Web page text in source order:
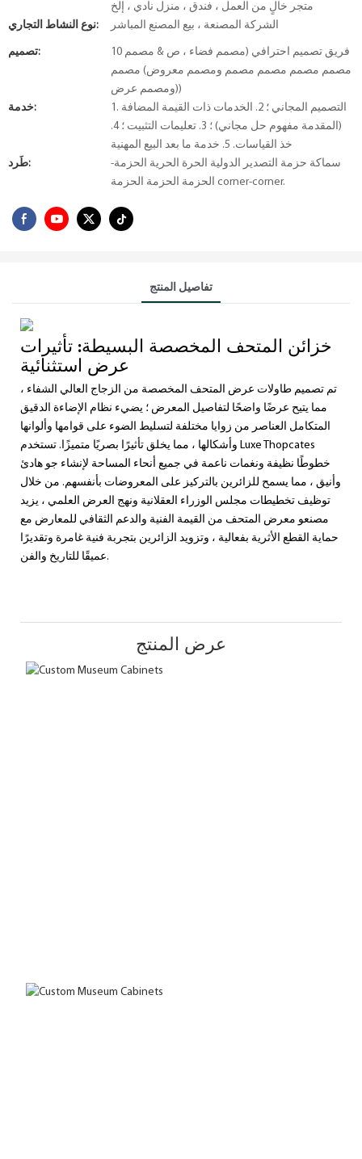
متجر خالٍ من العمل ، فندق ، منزل نادي ، إلخ
نوع النشاط التجاري:
الشركة المصنعة ، بيع المصنع المباشر
تصميم:
10 فريق تصميم احترافي (مصمم فضاء ، ص & مصمم
مصمم مصمم مصمم مصمم ومصمم معروض) مصمم
ومصمم عرض))
خدمة:
1. التصميم المجاني ؛ 2. الخدمات ذات القيمة المضافة
(المقدمة مفهوم حل مجاني) ؛ 3. تعليمات التثبيت ؛ 4.
خذ القياسات. 5. خدمة ما بعد البيع المهنية
طَرد:
سماكة حزمة التصدير الدولية الحرة الحرية الحزمة-
الحزمة الحزمة الحزمة corner-corner.
تفاصيل المنتج
خزائن المتحف المخصصة البسيطة: تأثيرات
عرض استثنائية
تم تصميم طاولات عرض المتحف المخصصة من الزجاج العالي الشفاء ،
مما يتيح عرضًا واضحًا لتفاصيل المعرض ؛ يضيء نظام الإضاءة الدقيق
المتكامل العناصر من زوايا مختلفة لتسليط الضوء على قوامها وألوانها
وأشكالها ، مما يخلق تأثيرًا بصريًا متميزًا. تستخدم Luxe Thopcates
خطوطًا نظيفة ونغمات ناعمة في جميع أنحاء المساحة لإنشاء جو هادئ
وأنيق ، مما يسمح للزائرين بالتركيز على المعروضات بأنفسهم. من خلال
توظيف تخطيطات مجلس الوزراء العقلانية ونهج العرض العلمي ، يزيد
مصنعو معرض المتحف من القيمة الفنية والدعم الثقافي للمعارض مع
حماية القطع الأثرية بفعالية ، وتزويد الزائرين بتجربة فنية غامرة وتقديرًا
عميقًا للتاريخ والفن.
عرض المنتج